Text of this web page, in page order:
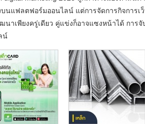
บนแฟลตฟอร์มออนไลน์ แต่การจัดการกิจการ
นาเพียงครู่เดียว คู่แข่งก็อาจแซงหน้าได้ กา
น์